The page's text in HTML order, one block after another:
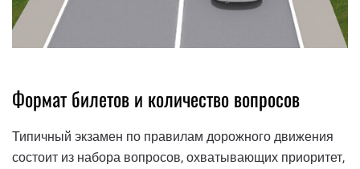
Формат билетов и количество вопросов
Типичный экзамен по правилам дорожного движения
состоит из набора вопросов, охватывающих приоритет,